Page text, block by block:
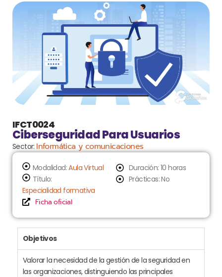
IFCT0024
Ciberseguridad Para Usuarios
Sector: Informática y comunicaciones
Modalidad:Aula Virtual
Título:
Especialidad formativa
Ficha oficial
Duración: 10 horas
Prácticas: No
Objetivos
Valorar la necesidad de la gestión de la seguridad en
las organizaciones, distinguiendo las principales